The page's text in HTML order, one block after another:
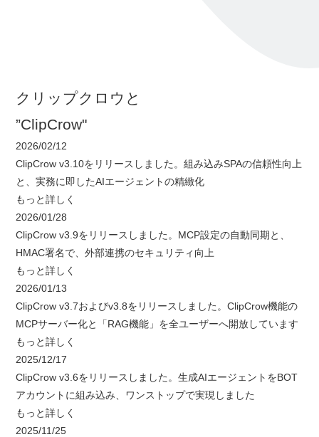
クリップクロウと
”ClipCrow"
2026/02/12
ClipCrow v3.10をリリースしました。組み込みSPAの信頼性向上
と、実務に即したAIエージェントの精緻化
もっと詳しく
2026/01/28
ClipCrow v3.9をリリースしました。MCP設定の自動同期と、
HMAC署名で、外部連携のセキュリティ向上
もっと詳しく
2026/01/13
ClipCrow v3.7およびv3.8をリリースしました。ClipCrow機能の
MCPサーバー化と「RAG機能」を全ユーザーへ開放しています
もっと詳しく
2025/12/17
ClipCrow v3.6をリリースしました。生成AIエージェントをBOT
アカウントに組み込み、ワンストップで実現しました
もっと詳しく
2025/11/25